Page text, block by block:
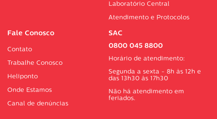
Laboratório Central
Atendimento e Protocolos
Fale Conosco
Contato
Trabalhe Conosco
Heliponto
Onde Estamos
Canal de denúncias
SAC
0800 045 8800
Horário de atendimento:
Segunda a sexta - 8h às 12h e
das 13h30 às 17h30
Não há atendimento em
feriados.